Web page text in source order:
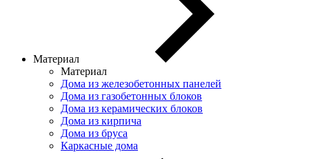
Материал
Материал
Дома из железобетонных панелей
Дома из газобетонных блоков
Дома из керамических блоков
Дома из кирпича
Дома из бруса
Каркасные дома